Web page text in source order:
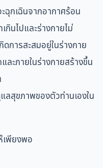
ฉุกเฉินจากอากาศร้อน
กินไปและร่างกายไม่
การสะสมอยู่ในร่างกาย
ะภายในร่างกายสร้างขึ้น
ลสุขภาพของตัวท่านเองใน
เพียงพอ